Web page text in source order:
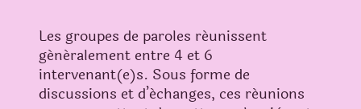
Les groupes de paroles réunissent
généralement entre 4 et 6
intervenant(e)s. Sous forme de
discussions et d’échanges, ces réunions